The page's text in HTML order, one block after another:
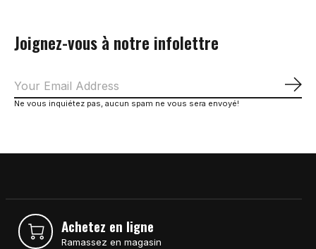
Joignez-vous à notre infolettre
Ne vous inquiétez pas, aucun spam ne vous sera envoyé!
Achetez en ligne
Ramassez en magasin